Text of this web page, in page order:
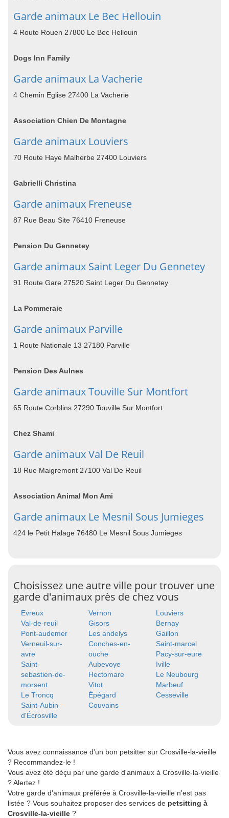
Garde animaux Le Bec Hellouin
4 Route Rouen 27800 Le Bec Hellouin
Dogs Inn Family
Garde animaux La Vacherie
4 Chemin Eglise 27400 La Vacherie
Association Chien De Montagne
Garde animaux Louviers
70 Route Haye Malherbe 27400 Louviers
Gabrielli Christina
Garde animaux Freneuse
87 Rue Beau Site 76410 Freneuse
Pension Du Gennetey
Garde animaux Saint Leger Du Gennetey
91 Route Gare 27520 Saint Leger Du Gennetey
La Pommeraie
Garde animaux Parville
1 Route Nationale 13 27180 Parville
Pension Des Aulnes
Garde animaux Touville Sur Montfort
65 Route Corblins 27290 Touville Sur Montfort
Chez Shami
Garde animaux Val De Reuil
18 Rue Maigremont 27100 Val De Reuil
Association Animal Mon Ami
Garde animaux Le Mesnil Sous Jumieges
424 le Petit Halage 76480 Le Mesnil Sous Jumieges
Choisissez une autre ville pour trouver une
garde d'animaux près de chez vous
Evreux Vernon
Louviers
Val-de-reuil
Gisors
Bernay
Pont-audemer
Les andelys
Gaillon
Verneuil-sur-
avre
Conches-en-
ouche
Saint-marcel
Pacy-sur-eure
Saint-
sebastien-de-
morsent
Aubevoye
Iville
Hectomare
Le Neubourg
Vitot
Marbeuf
Le Troncq
Épégard
Cesseville
Saint-Aubin-
d'Écrosville
Couvains
Vous avez connaissance d'un bon petsitter sur Crosville-la-vieille
? Recommandez-le !
Vous avez été déçu par une garde d'animaux à Crosville-la-vieille
? Alertez !
Votre garde d'animaux préférée à Crosville-la-vieille n'est pas
listée ? Vous souhaitez proposer des services de petsitting à
Crosville-la-vieille ?